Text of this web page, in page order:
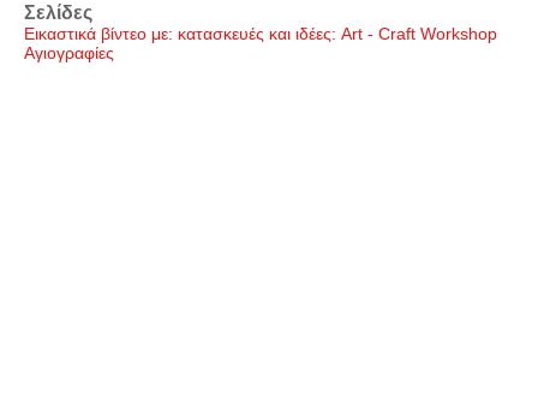
Σελίδες
Εικαστικά βίντεο με: κατασκευές και ιδέες: Art - Craft Workshop
Αγιογραφίες